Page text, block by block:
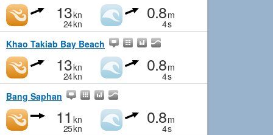
13kn
24kn
0.8m
4s
Khao Takiab Bay Beach
13kn
24kn
0.8m
4s
Bang Saphan
11 kn
25kn
0.8m
4s